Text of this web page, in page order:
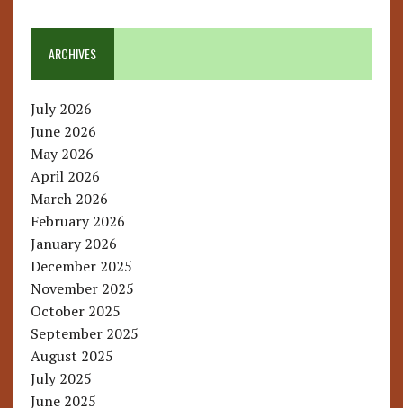
ARCHIVES
July 2026
June 2026
May 2026
April 2026
March 2026
February 2026
January 2026
December 2025
November 2025
October 2025
September 2025
August 2025
July 2025
June 2025